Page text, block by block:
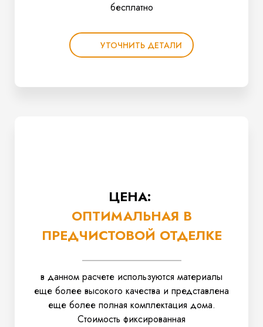
бесплатно
УТОЧНИТЬ ДЕТАЛИ
ЦЕНА:
ОПТИМАЛЬНАЯ В
ПРЕДЧИСТОВОЙ ОТДЕЛКЕ
в данном расчете используются материалы
еще более высокого качества и представлена
еще более полная комплектация дома.
Стоимость фиксированная